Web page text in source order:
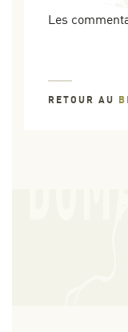
Les
RETOUR AU